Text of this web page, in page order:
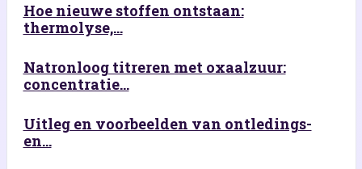
Hoe nieuwe stoffen ontstaan:
thermolyse,...
Natronloog titreren met oxaalzuur:
concentratie...
Uitleg en voorbeelden van ontledings-
en...